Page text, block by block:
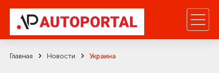
Главная Новости Украина